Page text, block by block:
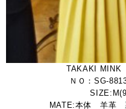
TAKAKI
ＮＯ：SG-
MATE:本体 羊革